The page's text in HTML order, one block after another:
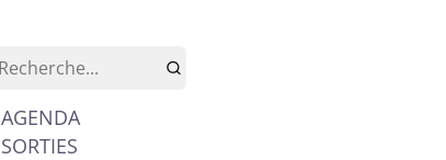
AGENDA
SORTIES